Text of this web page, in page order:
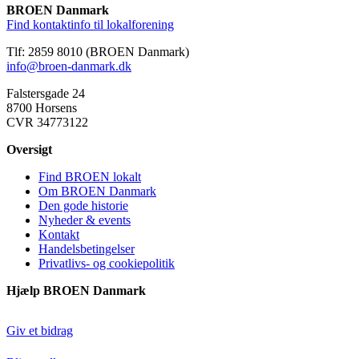
BROEN Frederikshavn
Frederikshavn
BROEN Frederikssund
BROEN Greve
Guldborgsund
BROEN Haderslev
Haderslev
BROEN Halsnæs
Halsnæs
BROEN Hedensted
BROEN Danmark
Find kontaktinfo til lokalforening
Tlf: 2859 8010 (BROEN Danmark)
info@broen-danmark.dk
Falstersgade 24
8700 Horsens
CVR 34773122
Oversigt
Find BROEN lokalt
Om BROEN Danmark
Den gode historie
Nyheder & events
Kontakt
Handelsbetingelser
Privatlivs- og cookiepolitik
Hjælp BROEN Danmark
Giv et bidrag